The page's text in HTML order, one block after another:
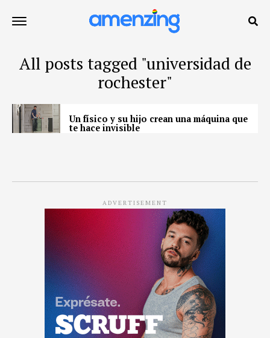
All posts tagged "universidad de
rochester"
Un físico y su hijo crean una máquina que
te hace invisible
ADVERTISEMENT